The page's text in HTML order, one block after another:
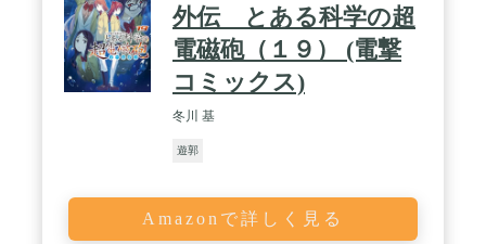
外伝 とある科学の超
電磁砲（１９） (電撃
コミックス)
冬川 基
遊郭
Amazonで詳しく見る